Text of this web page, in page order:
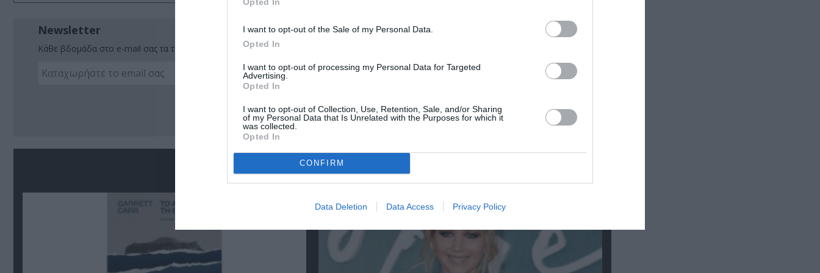
I want to opt-out of the Sale of my Personal Data.
Opted In
I want to opt-out of processing my Personal Data for Targeted
Advertising.
Opted In
I want to opt-out of Collection, Use, Retention, Sale, and/or Sharing
of my Personal Data that Is Unrelated with the Purposes for which it
was collected.
Opted In
CONFIRM
Data Deletion Data Access Privacy Policy
Newsletter
Κάθε βδομάδα στο e-mail σας τα τελευταία νέα για την Τέχνη και τον Πολιτισμό!
Σχετικά Άρθρα